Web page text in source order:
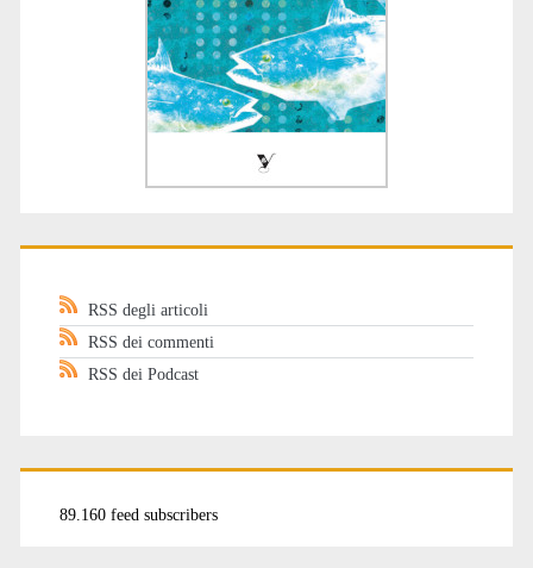
RSS degli articoli
RSS dei commenti
RSS dei Podcast
89.160 feed subscribers